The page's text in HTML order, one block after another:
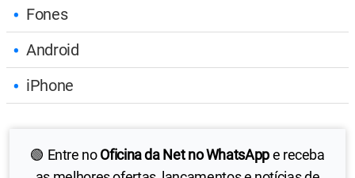
Fones
Android
iPhone
🟢 Entre noOficina da Net no WhatsAppe receba